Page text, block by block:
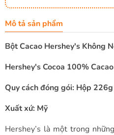
Mô tả sản phẩm
Bột Cacao Hershey's Không
Hershey's Cocoa 100%
Quy cách đóng gói: Hộp
Xuất xứ: Mỹ
Hershey’s là một trong